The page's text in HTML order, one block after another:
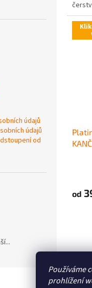
Používáme
prohlížení
údajů
údajů
od
od